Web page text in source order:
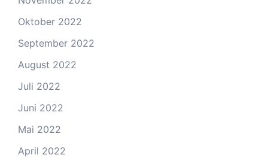
Oktober 2022
September 2022
August 2022
Juli 2022
Juni 2022
Mai 2022
April 2022